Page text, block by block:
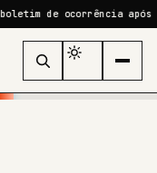
ocorrência após